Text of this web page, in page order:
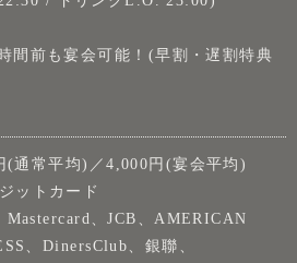
間前も宴会可能！(早割・遅割特典
(通常平均)／4,000円(宴会平均)
ットカード
Mastercard、JCB、AMERICAN
、DinersClub、銀聯、